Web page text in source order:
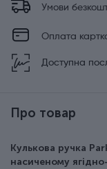
Умови
Оплата
Доступна
Про товар
Кулькова ручка
насиченому